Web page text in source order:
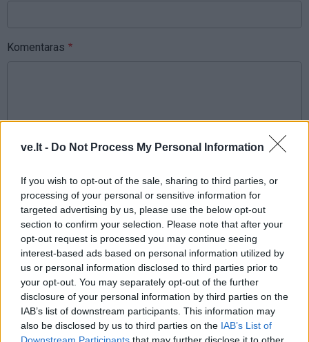
ve.lt - Do Not Process My Personal Information
If you wish to opt-out of the sale, sharing to third parties, or
processing of your personal or sensitive information for
targeted advertising by us, please use the below opt-out
section to confirm your selection. Please note that after your
opt-out request is processed you may continue seeing
interest-based ads based on personal information utilized by
us or personal information disclosed to third parties prior to
your opt-out. You may separately opt-out of the further
disclosure of your personal information by third parties on the
IAB’s list of downstream participants. This information may
also be disclosed by us to third parties on the IAB’s List of
Downstream Participants that may further disclose it to other
Komentaras
Sutinku sutaisyklėmis
This site is protected by
reCAPTCHA and the Google
Privacy PolicyandTerms of
Serviceapply.